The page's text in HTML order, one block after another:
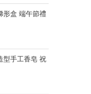
形盒 端午節禮
型手工香皂 祝